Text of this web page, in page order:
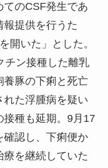
てのCSF発生であ
報提供を行うた
開いた」とした。
ン接種した離乳
養豚の下痢と死亡
れた浮腫病を疑い
種も延期。9月17
確認し、下痢便か
療を継続していた